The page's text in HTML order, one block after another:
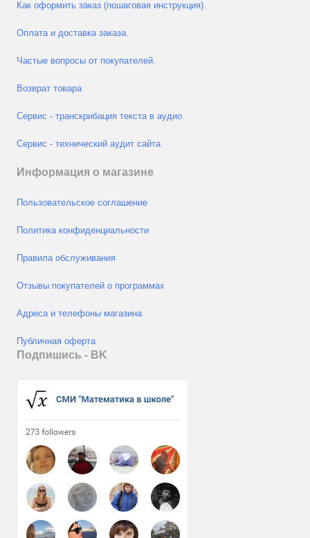
Как оформить заказ (пошаговая инструкция).
Оплата и доставка заказа.
Частые вопросы от покупателей.
Возврат товара
Сервис - транскрибация текста в аудио
Сервис - технический аудит сайта
Информация о магазине
Пользовательское соглашение
Политика конфиденциальности
Правила обслуживания
Отзывы покупателей о программах
Адреса и телефоны магазина
Публичная оферта
Подпишись - ВK